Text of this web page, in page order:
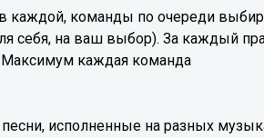
в каждой, команды по очереди
себя, на ваш выбор). За каждый
Максимум каждая команда
исполненные на разных